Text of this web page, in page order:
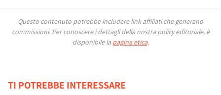
Questo contenuto potrebbe includere link affiliati che generano
commissioni. Per conoscere i dettagli della nostra policy editoriale, è
disponibile la pagina etica.
TI POTREBBE INTERESSARE